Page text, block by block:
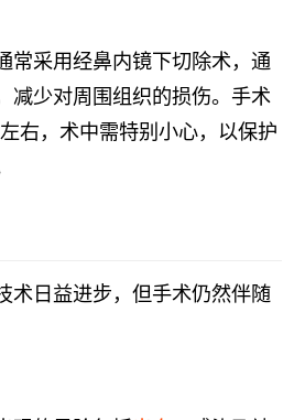
常采用经鼻内镜下切除术，通
减少对周围组织的损伤。手术
右，术中需特别小心，以保护
术日益进步，但手术仍然伴随